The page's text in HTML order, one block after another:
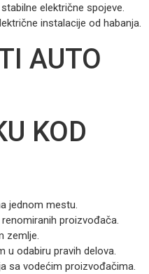
električne spojeve.
instalacije od habanja.
AUTO
KOD
jednom mestu.
proizvođača.
zemlje.
u odabiru pravih delova.
sa vodećim proizvođačima.